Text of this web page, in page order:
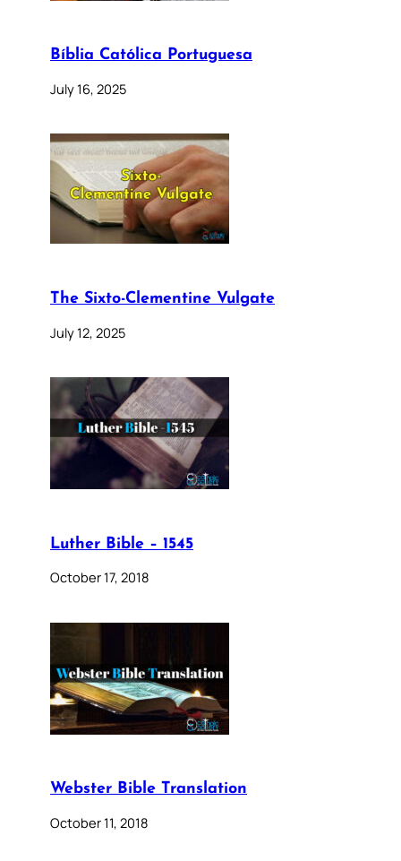
Bíblia Católica Portuguesa
July 16, 2025
The Sixto-Clementine Vulgate
July 12, 2025
Luther Bible – 1545
October 17, 2018
Webster Bible Translation
October 11, 2018